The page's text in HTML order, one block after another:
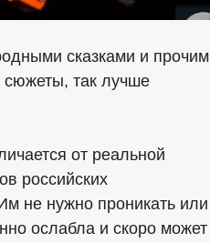
сказками и прочим
так лучше
от реальной
российских
не нужно проникать или
ослабла и скоро может